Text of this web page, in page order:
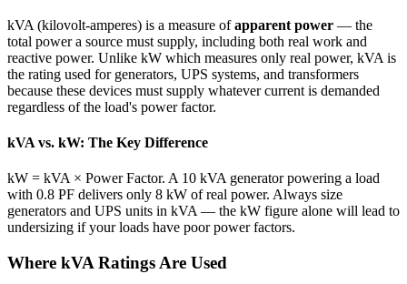
kVA (kilovolt-amperes) is a measure ofapparent power — the
total power a source must supply, including both real work and
reactive power. Unlike kW which measures only real power, kVA is
the rating used for generators, UPS systems, and transformers
because these devices must supply whatever current is demanded
regardless of the load's power factor.
kVA vs. kW: The Key Difference
kW = kVA × Power Factor. A 10 kVA generator powering a load
with 0.8 PF delivers only 8 kW of real power. Always size
generators and UPS units in kVA — the kW figure alone will lead to
undersizing if your loads have poor power factors.
Where kVA Ratings Are Used